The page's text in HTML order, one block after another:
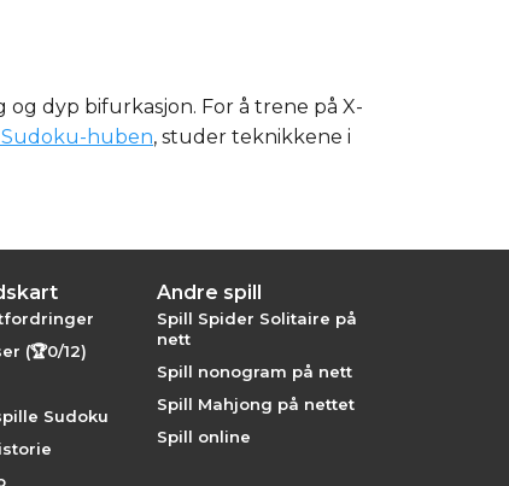
dyp bifurkasjon. For å trene på X-
huben, studer teknikkene i
(🏆0/12)
Sudoku
Andre spill
Spill Spider Solitaire på
nett
Spill nonogram på nett
Spill Mahjong på nettet
Spill online